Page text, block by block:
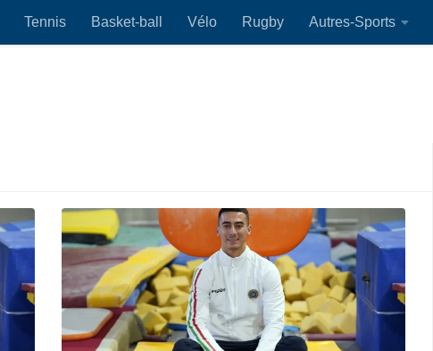
Tennis Basket-ball Vélo Rugby Autres-Sports